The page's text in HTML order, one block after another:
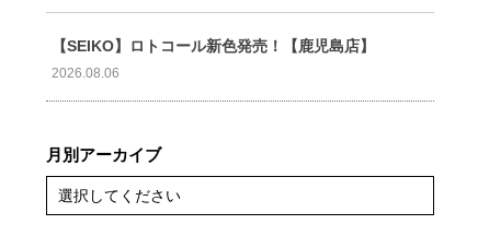
【SEIKO】ロトコール新色発売！【鹿児島店】
2026.08.06
月別アーカイブ
選択してください